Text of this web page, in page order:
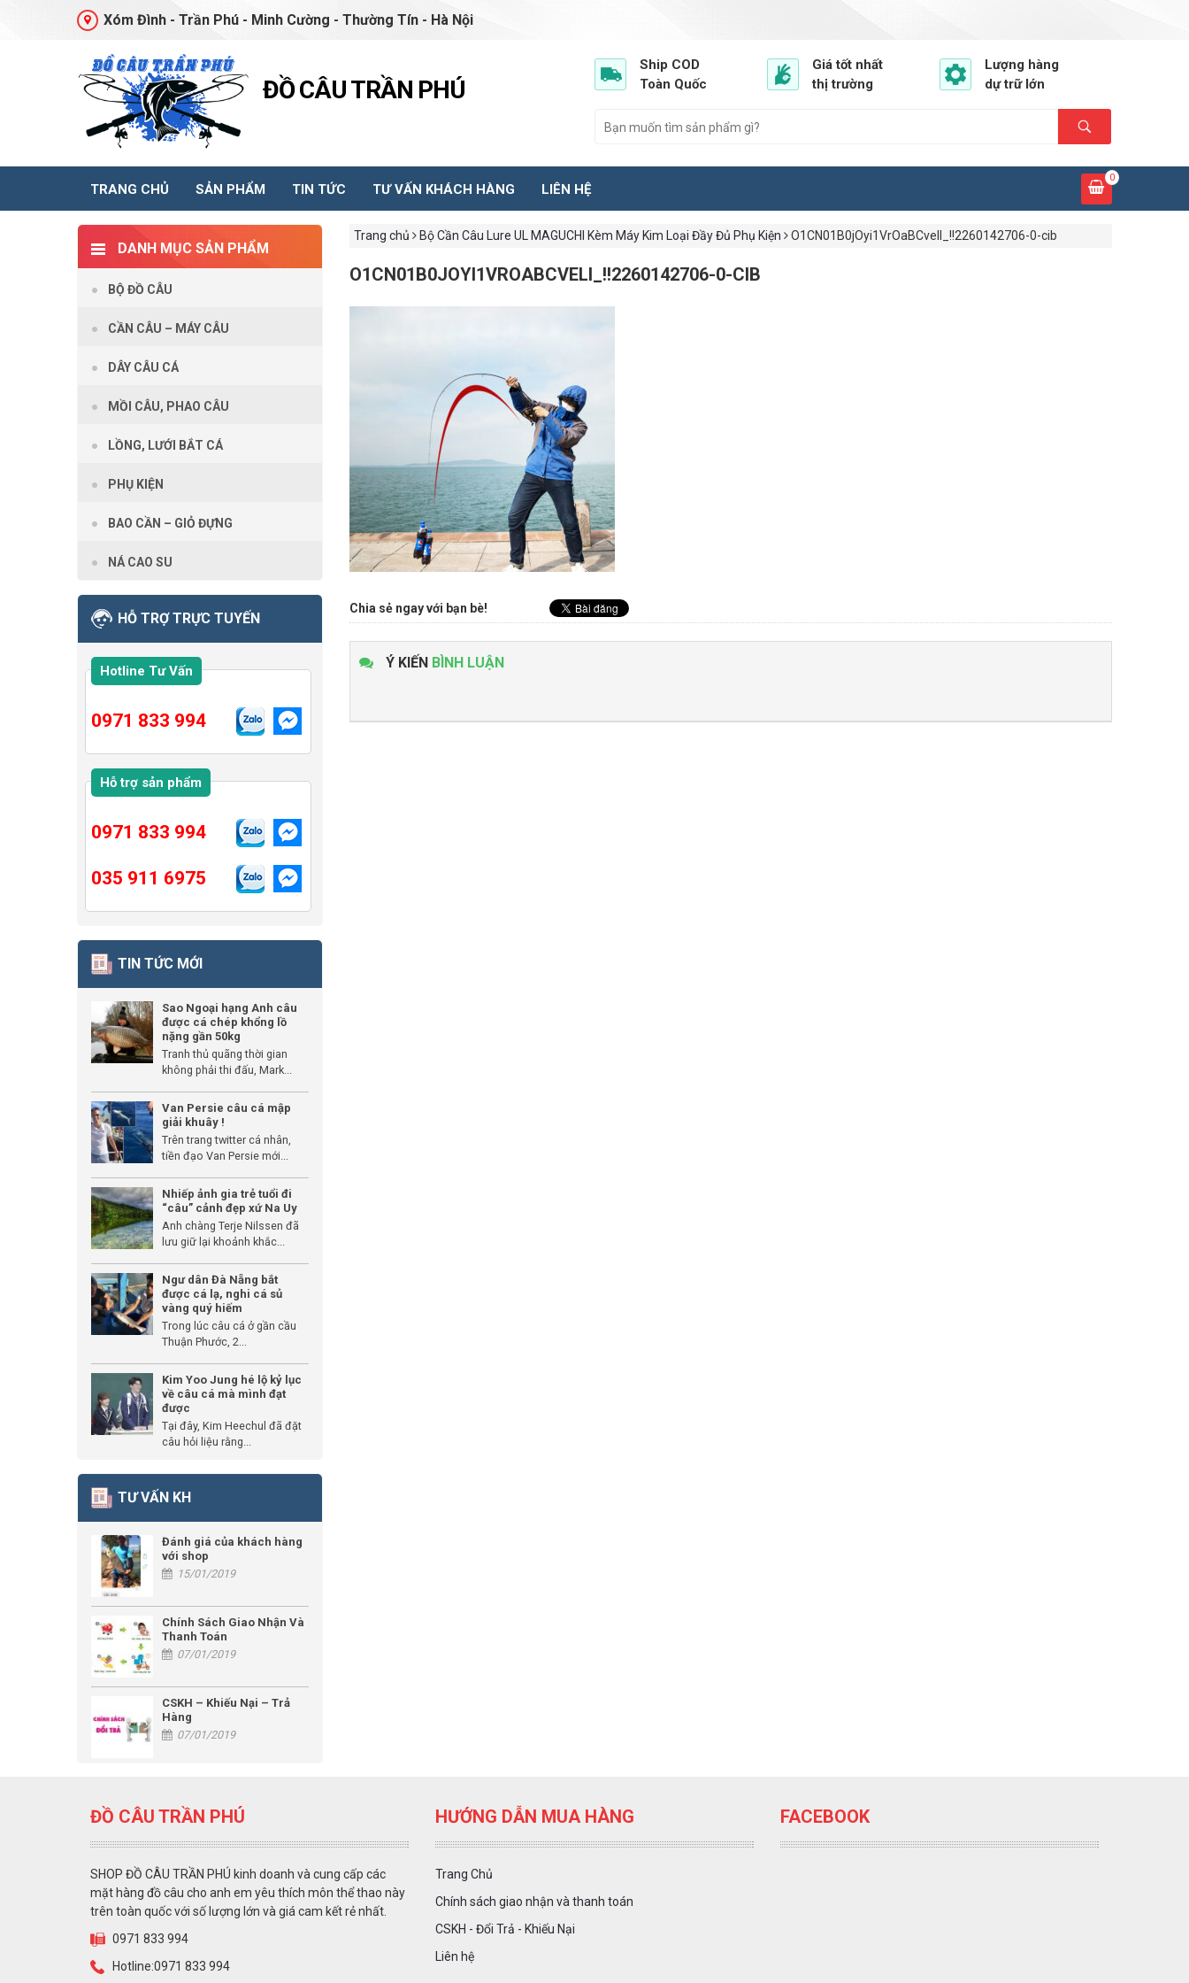
Xóm Đình - Trần Phú - Minh Cường - Thường Tín - Hà Nội
ĐỒ CÂU TRẦN PHÚ
Ship COD
Toàn Quốc
Giá tốt nhất
thị trường
Lượng hàng
dự trữ lớn
TRANG CHỦ SẢN PHẨM TIN TỨC TƯ VẤN KHÁCH HÀNG LIÊN HỆ
0
Trang chủ Bộ Cần Câu Lure UL MAGUCHI Kèm Máy Kim Loại Đầy Đủ Phụ Kiện O1CN01B0jOyi1VrOaBCvelI_!!2260142706-0-cib
O1CN01B0JOYI1VROABCVELI_!!2260142706-0-CIB
Chia sẻ ngay với bạn bè!
Ý KIẾN BÌNH LUẬN
DANH MỤC SẢN PHẨM
BỘ ĐỒ CÂU
CẦN CÂU – MÁY CÂU
DÂY CÂU CÁ
MỒI CÂU, PHAO CÂU
LỒNG, LƯỚI BẮT CÁ
PHỤ KIỆN
BAO CẦN – GIỎ ĐỰNG
NÁ CAO SU
HỖ TRỢ TRỰC TUYẾN
Hotline Tư Vấn
0971 833 994
Hỗ trợ sản phẩm
0971 833 994
035 911 6975
TIN TỨC MỚI
Sao Ngoại hạng Anh câu
được cá chép khổng lồ
nặng gần 50kg
Tranh thủ quãng thời gian
không phải thi đấu, Mark...
Van Persie câu cá mập
giải khuây !
Trên trang twitter cá nhân,
tiền đạo Van Persie mới...
Nhiếp ảnh gia trẻ tuổi đi
“câu” cảnh đẹp xứ Na Uy
Anh chàng Terje Nilssen đã
lưu giữ lại khoảnh khắc...
Ngư dân Đà Nẵng bắt
được cá lạ, nghi cá sủ
vàng quý hiếm
Trong lúc câu cá ở gần cầu
Thuận Phước, 2...
Kim Yoo Jung hé lộ kỷ lục
về câu cá mà mình đạt
được
Tại đây, Kim Heechul đã đặt
câu hỏi liệu rằng...
TƯ VẤN KH
Đánh giá của khách hàng
với shop
15/01/2019
Chính Sách Giao Nhận Và
Thanh Toán
07/01/2019
CSKH – Khiếu Nại – Trả
Hàng
07/01/2019
ĐỒ CÂU TRẦN PHÚ
SHOP ĐỒ CÂU TRẦN PHÚ kinh doanh và cung cấp các
mặt hàng đồ câu cho anh em yêu thích môn thể thao này
trên toàn quốc với số lượng lớn và giá cam kết rẻ nhất.
0971 833 994
Hotline:0971 833 994
HƯỚNG DẪN MUA HÀNG
Trang Chủ
Chính sách giao nhận và thanh toán
CSKH - Đổi Trả - Khiếu Nại
Liên hệ
FACEBOOK